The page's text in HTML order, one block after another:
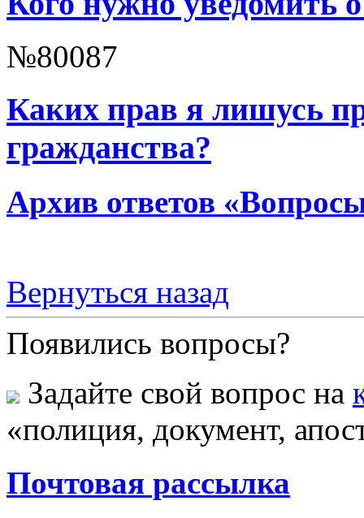
№80087
Каких прав я лишусь
гражданства?
Архив ответов
Вернуться назад
Появились вопросы?
Задайте свой вопрос на
«полиция, документ,
Почтовая рассылка